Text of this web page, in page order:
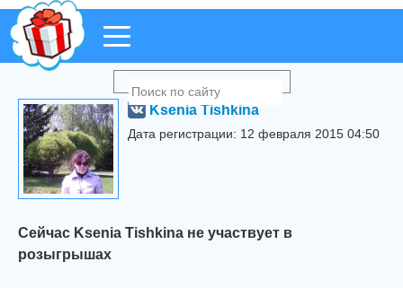
Ksenia Tishkina
Дата регистрации: 12 февраля 2015 04:50
Сейчас Ksenia Tishkina не участвует в
розыгрышах